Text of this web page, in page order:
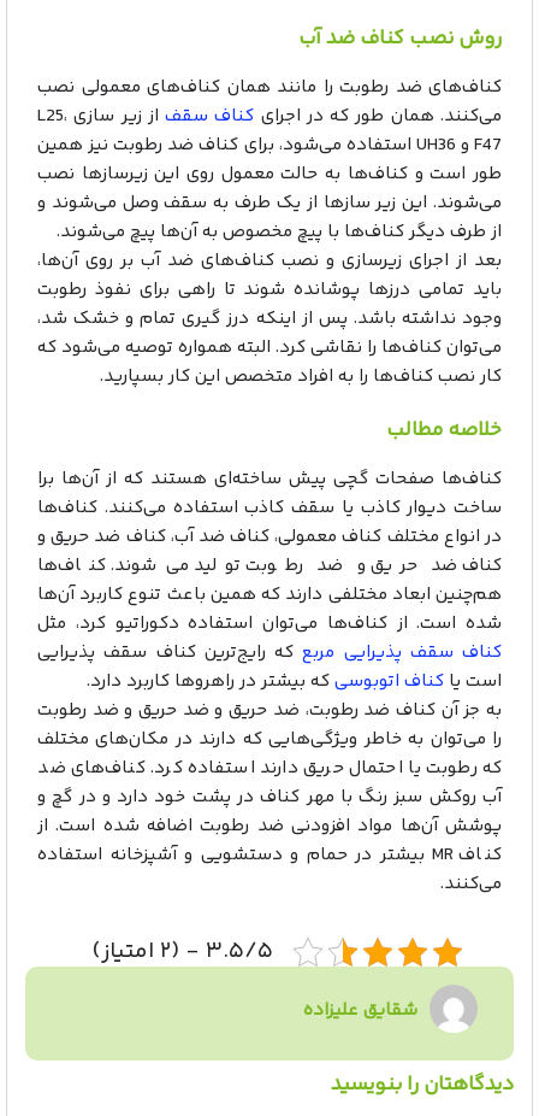
روش نصب کناف ضد آب
کناف‌های ضد رطوبت را مانند همان کناف‌های معمولی نصب
می‌کنند. همان طور که در اجرای کناف سقف
از زیر سازی L25،
F47 و UH36 استفاده می‌شود، برای کناف ضد رطوبت نیز همین
طور است و کناف‌ها به حالت معمول روی این زیرسازها نصب
می‌شوند. این زیر سازها از یک طرف به سقف وصل می‌شوند و
از طرف دیگر کناف‌ها با پیچ مخصوص به آن‌ها پیچ می‌شوند.
بعد از اجرای زیرسازی و نصب کناف‌های ضد آب بر روی آن‌ها،
باید تمامی درزها پوشانده شوند تا راهی برای نفوذ رطوبت
وجود نداشته باشد. پس از اینکه درز گیری تمام و خشک شد،
می‌توان کناف‌ها را نقاشی کرد. البته همواره توصیه می‌شود که
کار نصب کناف‌ها را به افراد متخصص این کار بسپارید.
خلاصه مطالب
کناف‌ها صفحات گچی پیش ساخته‌ای هستند که از آن‌ها برا
ساخت دیوار کاذب یا سقف کاذب استفاده می‌کنند. کناف‌ها
در انواع مختلف کناف معمولی، کناف ضد آب، کناف ضد حریق و
کناف ضد حریق و ضد رطوبت تولید می‌شوند. کناف‌ها
هم‌چنین ابعاد مختلفی دارند که همین باعث تنوع کاربرد آن‌ها
شده است. از کناف‌ها می‌توان استفاده دکوراتیو کرد، مثل
کناف سقف پذیرایی مربعکه رایج‌ترین کناف سقف پذیرایی
است یا کناف اتوبوسیکه بیشتر در راهرو‌ها کاربرد دارد.
به جز آن کناف ضد رطوبت، ضد حریق و ضد حریق و ضد رطوبت
را می‌توان به خاطر ویژگی‌هایی که دارند در مکان‌های مختلف
که رطوبت یا احتمال حریق دارند استفاده کرد. کناف‌های ضد
آب روکش سبز رنگ با مهر کناف در پشت خود دارد و در گچ و
پوشش آن‌ها مواد افزودنی ضد رطوبت اضافه شده است. از
کناف MR بیشتر در حمام و دستشویی و آشپزخانه استفاده
می‌کنند.
۳.۵/۵ - (۲ امتیاز)
شقایق علیزاده
دیدگاهتان را بنویسید